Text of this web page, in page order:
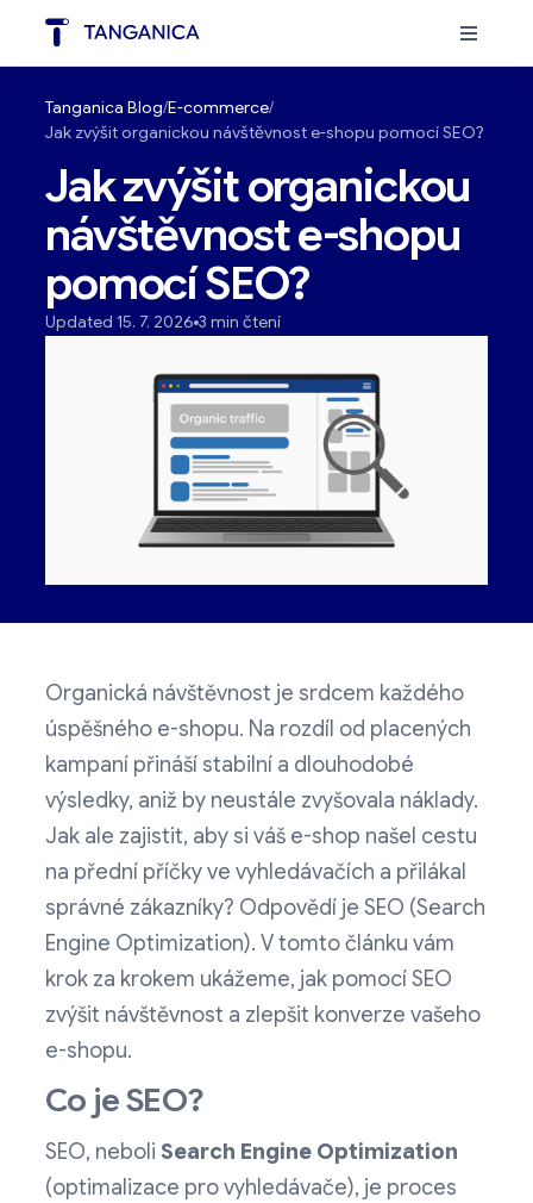
Tanganica Blog E-commerce
Jak zvýšit organickou návštěvnost e-shopu pomocí SEO?
Jak zvýšit organickou
návštěvnost e-shopu
pomocí SEO?
Updated 15. 7. 2026 3 min čtení
Organická návštěvnost je srdcem každého
úspěšného e-shopu. Na rozdíl od placených
kampaní přináší stabilní a dlouhodobé
výsledky, aniž by neustále zvyšovala náklady.
Jak ale zajistit, aby si váš e-shop našel cestu
na přední příčky ve vyhledávačích a přilákal
správné zákazníky? Odpovědí je SEO (Search
Engine Optimization). V tomto článku vám
krok za krokem ukážeme, jak pomocí SEO
zvýšit návštěvnost a zlepšit konverze vašeho
e-shopu.
Co je SEO?
SEO, neboli Search Engine Optimization
(optimalizace pro vyhledávače), je proces